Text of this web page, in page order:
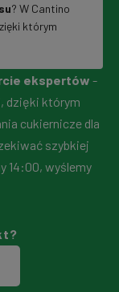
? W Cantino
którym
ekspertów -
dzięki którym
cukiernicze dla
szybkiej
14:00, wyślemy